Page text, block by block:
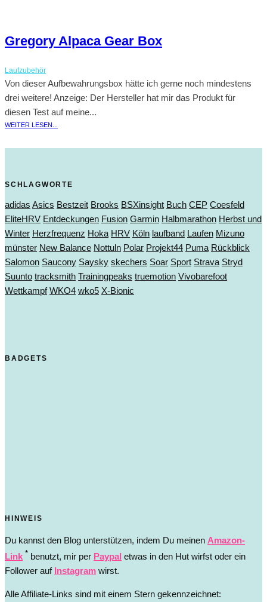
Gregory Alpaca Gear Box
Laufzubehör
Von dieser Aufbewahrungsbox hätte ich gerne noch mindestens
drei weitere! Anzeige: Der Hersteller hat mir das Produkt für
diesen Test auf meine...
WEITER LESEN...
SCHLAGWORTE
adidas Asics Bestzeit Brooks BSXinsight Buch CEP Coesfeld
EliteHRV Entdeckungen Fusion Garmin Halbmarathon Herbst und
Winter Herzfrequenz Hoka HRV Köln laufband Laufen Mizuno
münster New Balance Nottuln Polar Projekt44 Puma Rückblick
Salomon Saucony Saysky skechers Soar Sport Strava Stryd
Suunto tracksmith Trainingpeaks truemotion Vivobarefoot
Wettkampf WKO4 wko5 X-Bionic
BADGETS
HINWEIS
Du kannst den Blog unterstützen, indem Du meinen Amazon-
Link * benutzt, mir per Paypal etwas in den Hut wirfst oder ein
Follower auf Instagram wirst.
Alle Affiliate-Links sind mit einem Stern gekennzeichnet: